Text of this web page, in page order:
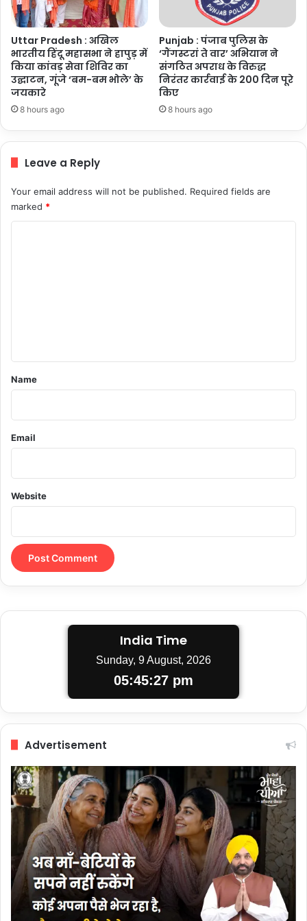
Uttar Pradesh : अखिल
भारतीय हिंदू महासभा ने हापुड़ में
किया कांवड़ सेवा शिविर का
उद्घाटन, गूंजे ‘बम-बम भोले’ के
जयकारे
8 hours ago
Punjab : पंजाब पुलिस के
‘गैंगस्टरां ते वार’ अभियान ने
संगठित अपराध के विरुद्ध
निरंतर कार्रवाई के 200 दिन पूरे
किए
8 hours ago
Leave a Reply
Your email address will not be published. Required fields are
marked *
*
Name
Email
Website
India Time
Sunday, 9 August, 2026
05:45:27 pm
Advertisement